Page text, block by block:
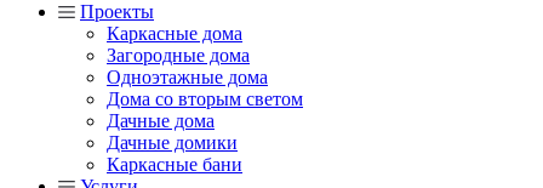
Проекты
Каркасные дома
Загородные дома
Одноэтажные дома
Дома со вторым светом
Дачные дома
Дачные домики
Каркасные бани